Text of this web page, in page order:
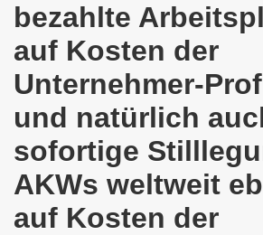
bezahlte
auf Kosten der
Unternehmer-
und natürlich
sofortige
AKWs weltweit
auf Kosten der
am 10.07.2023 auf dem
am 12.06.2023 um
der Befreiung vom Hitler-
dem Heinrich-König-Platz als
am 13.03.2023 ruft auf: